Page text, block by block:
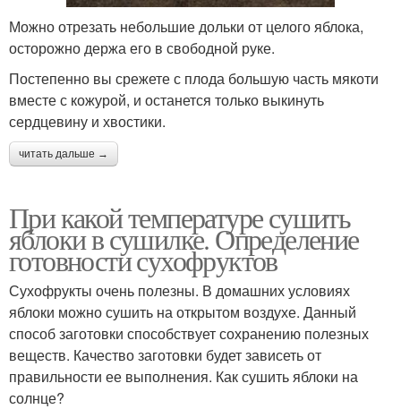
Можно отрезать небольшие дольки от целого яблока,
осторожно держа его в свободной руке.
Постепенно вы срежете с плода большую часть мякоти
вместе с кожурой, и останется только выкинуть
сердцевину и хвостики.
читать дальше →
При какой температуре сушить
яблоки в сушилке. Определение
готовности сухофруктов
Сухофрукты очень полезны. В домашних условиях
яблоки можно сушить на открытом воздухе. Данный
способ заготовки способствует сохранению полезных
веществ. Качество заготовки будет зависеть от
правильности ее выполнения. Как сушить яблоки на
солнце?